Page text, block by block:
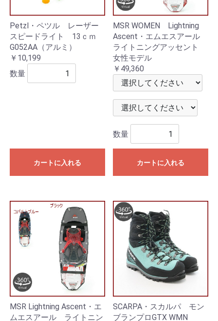
Petzl・ペツル レーザー
スピードライト 13ｃｍ
G052AA（アルミ）
￥10,199
数量
カートに入れる
MSR WOMEN Lightning
Ascent・エムエスアール
ライトニングアッセント
女性モデル
￥49,360
数量
カートに入れる
MSR Lightning Ascent・エ
ムエスアール ライトニン
SCARPA・スカルパ モン
ブランプロGTX WMN